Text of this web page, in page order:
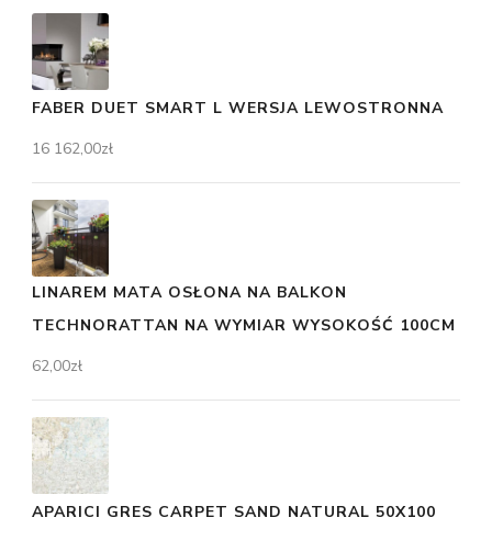
FABER DUET SMART L WERSJA LEWOSTRONNA
16 162,00zł
LINAREM MATA OSŁONA NA BALKON
TECHNORATTAN NA WYMIAR WYSOKOŚĆ 100CM
62,00zł
APARICI GRES CARPET SAND NATURAL 50X100